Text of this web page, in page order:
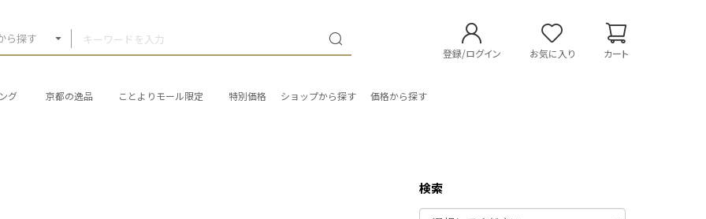
ら探す
登録/ログイン お気に入り カート
グ 京都の逸品 ことよりモール限定 特別価格 ショップから探す 価格から探す
検索